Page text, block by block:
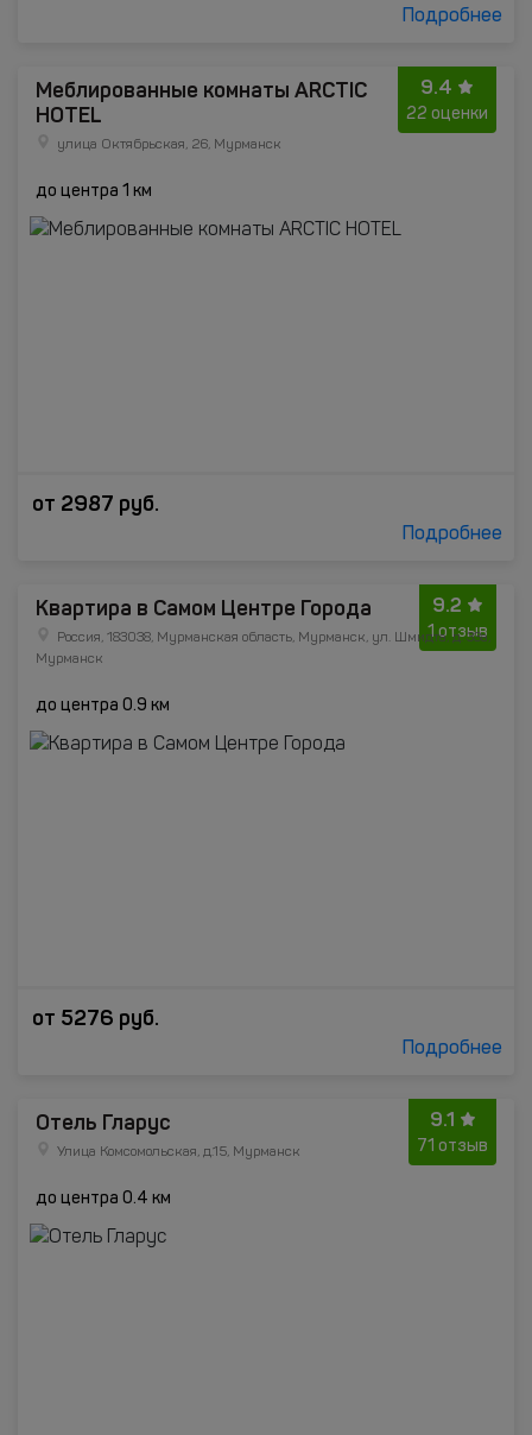
Подробнее
9.4
22 оценки
Меблированные комнаты ARCTIC
HOTEL
улица Октябрьская, 26, Мурманск
до центра 1 км
от 2987 руб.
Подробнее
9.2
1 отзыв
Квартира в Самом Центре Города
Россия, 183038, Мурманская область, Мурманск, ул. Шмидта, д. 33а,
Мурманск
до центра 0.9 км
от 5276 руб.
Подробнее
9.1
71 отзыв
Отель Гларус
Улица Комсомольская, д.15, Мурманск
до центра 0.4 км